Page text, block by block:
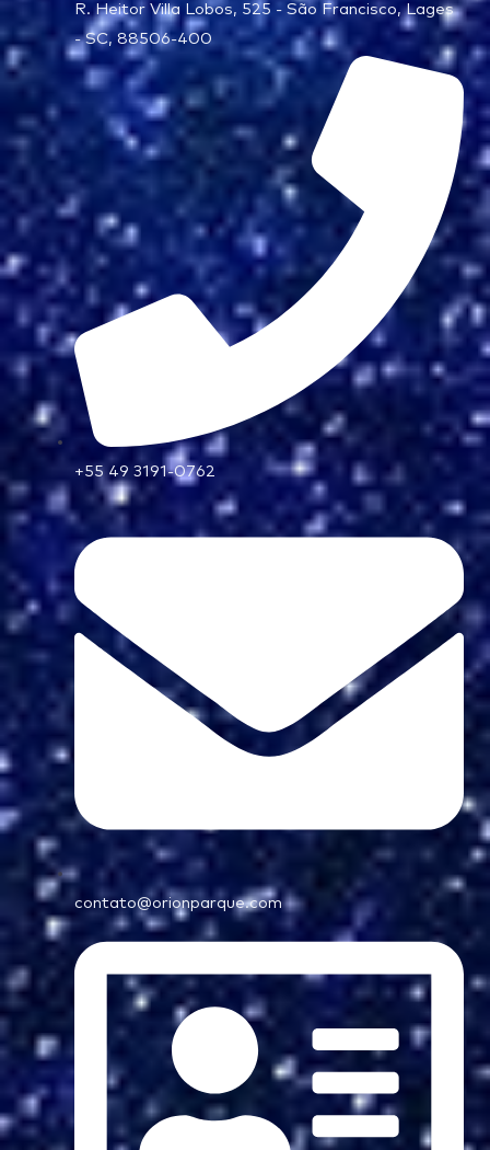
R. Heitor Villa Lobos, 525 - São Francisco, Lages
- SC, 88506-400
+55 49 3191-0762
contato@orionparque.com